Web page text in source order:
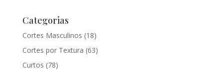
Categorias
Cortes Masculinos (18)
Cortes por Textura (63)
Curtos (78)